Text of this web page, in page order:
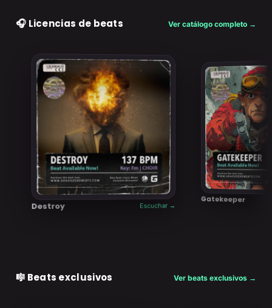
🎧 Licencias de beats Ver catálogo completo →
Destroy Escuchar → Gatekeeper
🎼 Beats exclusivos Ver beats exclusivos →